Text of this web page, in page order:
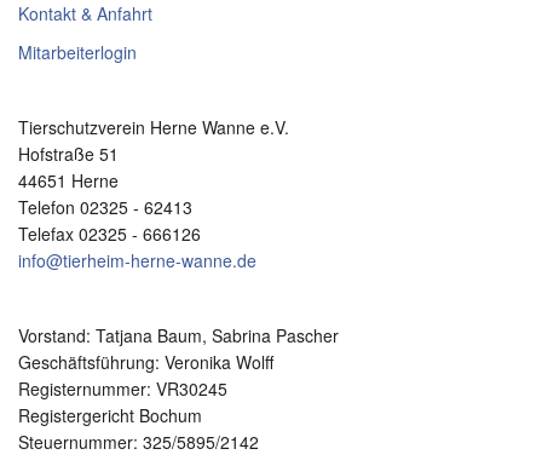
Kontakt & Anfahrt
Mitarbeiterlogin
Tierschutzverein Herne Wanne e.V.
Hofstraße 51
44651 Herne
Telefon 02325 - 62413
Telefax 02325 - 666126
info@tierheim-herne-wanne.de
Vorstand: Tatjana Baum, Sabrina Pascher
Geschäftsführung: Veronika Wolff
Registernummer: VR30245
Registergericht Bochum
Steuernummer: 325/5895/2142